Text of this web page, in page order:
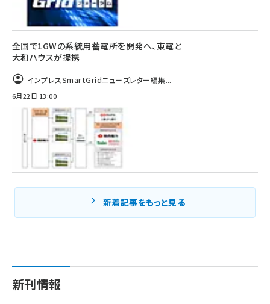
全国で1GWの系統用蓄電所を開発へ、東電と
大和ハウスが提携
インプレスSmartGridニューズレター編集...
6月22日 13:00
新着記事をもっと見る
新刊情報